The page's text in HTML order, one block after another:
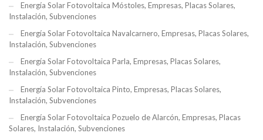
Energía Solar Fotovoltaica Móstoles, Empresas, Placas Solares,
Instalación, Subvenciones
Energía Solar Fotovoltaica Navalcarnero, Empresas, Placas Solares,
Instalación, Subvenciones
Energía Solar Fotovoltaica Parla, Empresas, Placas Solares,
Instalación, Subvenciones
Energía Solar Fotovoltaica Pinto, Empresas, Placas Solares,
Instalación, Subvenciones
Energía Solar Fotovoltaica Pozuelo de Alarcón, Empresas, Placas
Solares, Instalación, Subvenciones